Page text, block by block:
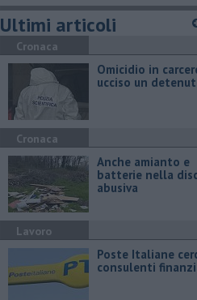
Ultimi articoli
Cronaca
Omicidio in
ucciso un
Cronaca
Anche amianto e
batterie nella
abusiva
Lavoro
Poste Italiane
consulenti